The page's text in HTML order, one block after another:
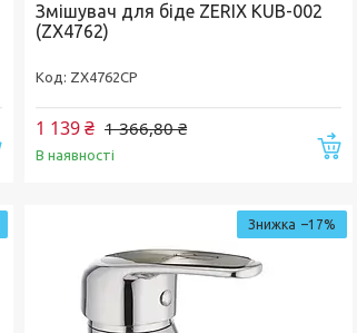
Купити
Змішувач для біде ZERIX KUB-002
(ZX4762)
ZX4762CP
1 366,80 ₴
1 139 ₴
В наявності
–17%